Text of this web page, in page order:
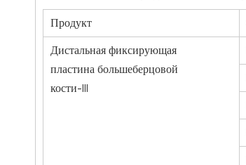
Продукт
Дистальная фиксирующая
пластина большеберцовой
кости-III